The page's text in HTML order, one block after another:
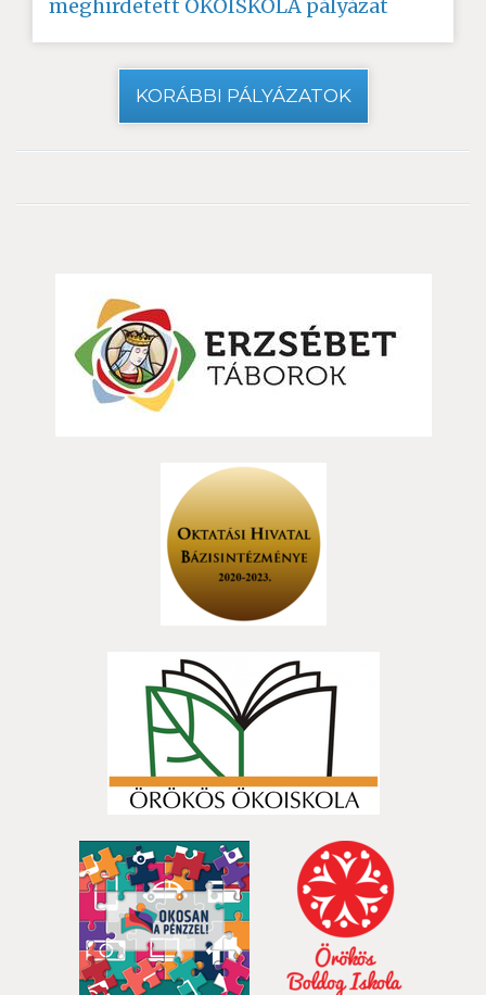
meghirdetett ÖKOISKOLA pályázat
KORÁBBI PÁLYÁZATOK